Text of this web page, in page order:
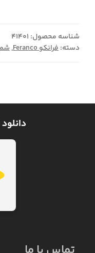
شناسه محصول: 41401
دسته:فرانکو Feranco ,